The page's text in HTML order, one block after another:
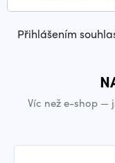
Přihlášením
Víc než e-shop —